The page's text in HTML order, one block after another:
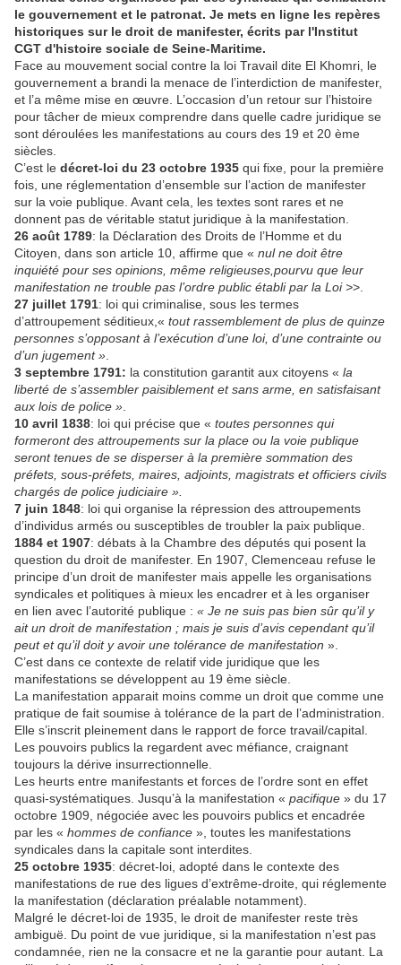
le gouvernement et le patronat. Je mets en ligne les repères
historiques sur le droit de manifester, écrits par l'Institut
CGT d'histoire sociale de Seine-Maritime.
Face au mouvement social contre la loi Travail dite El Khomri, le
gouvernement a brandi la menace de l’interdiction de manifester,
et l’a même mise en œuvre. L’occasion d’un retour sur l’histoire
pour tâcher de mieux comprendre dans quelle cadre juridique se
sont déroulées les manifestations au cours des 19 et 20 ème
siècles.
C’est le décret-loi du 23 octobre 1935 qui fixe, pour la première
fois, une réglementation d’ensemble sur l’action de manifester
sur la voie publique. Avant cela, les textes sont rares et ne
donnent pas de véritable statut juridique à la manifestation.
26 août 1789: la Déclaration des Droits de l’Homme et du
Citoyen, dans son article 10, affirme que « nul ne doit être
inquiété pour ses opinions, même religieuses,pourvu que leur
manifestation ne trouble pas l’ordre public établi par la Loi >>.
27 juillet 1791: loi qui criminalise, sous les termes
d’attroupement séditieux,« tout rassemblement de plus de quinze
personnes s’opposant à l’exécution d’une loi, d’une contrainte ou
d’un jugement »
3 septembre 1791: la constitution garantit aux citoyens « la
liberté de s’assembler paisiblement et sans arme, en satisfaisant
aux lois de police »
10 avril 1838: loi qui précise que « toutes personnes qui
formeront des attroupements sur la place ou la voie publique
seront tenues de se disperser à la première sommation des
préfets, sous-préfets, maires, adjoints, magistrats et officiers civils
chargés de police judiciaire ».
7 juin 1848: loi qui organise la répression des attroupements
d’individus armés ou susceptibles de troubler la paix publique.
1884 et 1907: débats à la Chambre des députés qui posent la
question du droit de manifester. En 1907, Clemenceau refuse le
principe d’un droit de manifester mais appelle les organisations
syndicales et politiques à mieux les encadrer et à les organiser
en lien avec l’autorité publique : « Je ne suis pas bien sûr qu’il y
ait un droit de manifestation ; mais je suis d’avis cependant qu’il
peut et qu’il doit y avoir une tolérance de manifestation ».
C’est dans ce contexte de relatif vide juridique que les
manifestations se développent au 19 ème siècle.
La manifestation apparait moins comme un droit que comme une
pratique de fait soumise à tolérance de la part de l’administration.
Elle s’inscrit pleinement dans le rapport de force travail/capital.
Les pouvoirs publics la regardent avec méfiance, craignant
toujours la dérive insurrectionnelle.
Les heurts entre manifestants et forces de l’ordre sont en effet
quasi-systématiques. Jusqu’à la manifestation « pacifique » du 17
octobre 1909, négociée avec les pouvoirs publics et encadrée
par les « hommes de confiance », toutes les manifestations
syndicales dans la capitale sont interdites.
25 octobre 1935: décret-loi, adopté dans le contexte des
manifestations de rue des ligues d’extrême-droite, qui réglemente
la manifestation (déclaration préalable notamment).
Malgré le décret-loi de 1935, le droit de manifester reste très
ambiguë. Du point de vue juridique, si la manifestation n’est pas
condamnée, rien ne la consacre et ne la garantie pour autant. La